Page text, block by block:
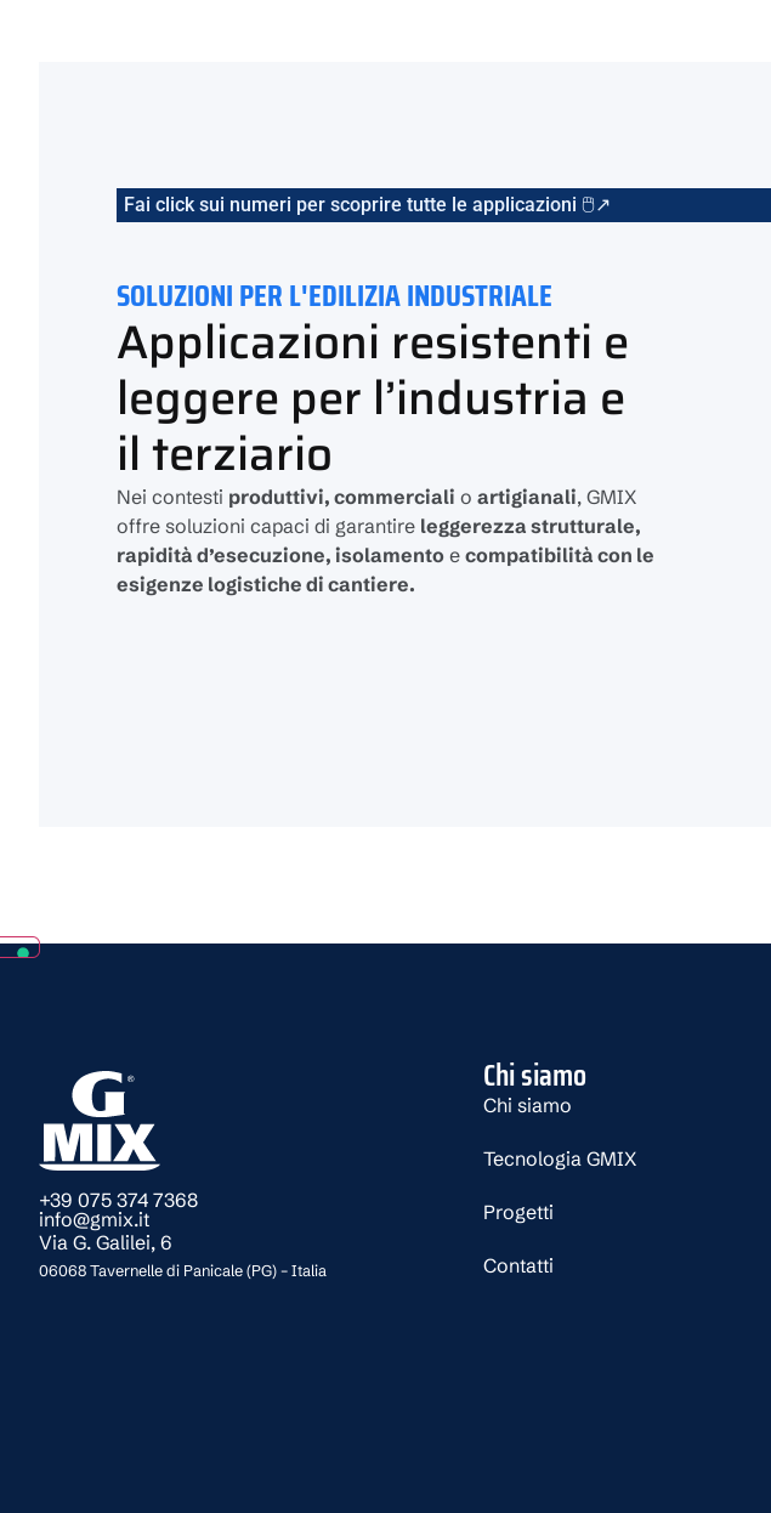
Fai click sui numeri per scoprire tutte le applicazioni 🖱️↗
SOLUZIONI PER L'EDILIZIA INDUSTRIALE
Applicazioni resistenti e
leggere per l’industria e
il terziario
Nei contesti produttivi, commerciali o artigianali, GMIX
offre soluzioni capaci di garantire leggerezza strutturale,
rapidità d’esecuzione, isolamento e compatibilità con le
esigenze logistiche di cantiere.
+39 075 374 7368
info@gmix.it
Via G. Galilei, 6
06068 Tavernelle di Panicale (PG) – Italia
Chi siamo
Chi siamo
Tecnologia GMIX
Progetti
Contatti